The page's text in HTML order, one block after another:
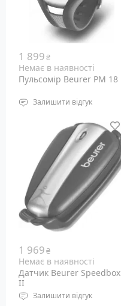
1 899₴
Немає в наявності
Пульсомір Beurer PM 18
Залишити відгук
водонепроникність: до
Підсвічування дисплея:
світлодіодне
Габарити: н.д.
Вага: н.д.
1 969₴
Немає в наявності
Датчик Beurer Speedbox
II
Залишити відгук